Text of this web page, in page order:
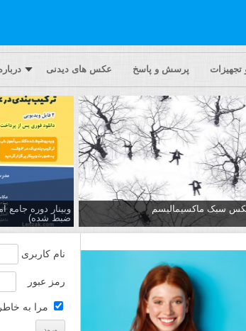
تجهیزات پرسش و پاسخ عکس های دیدنی
وبینار دوره
ضبط شده)
نام کاربری
رمز عبور
مرا به